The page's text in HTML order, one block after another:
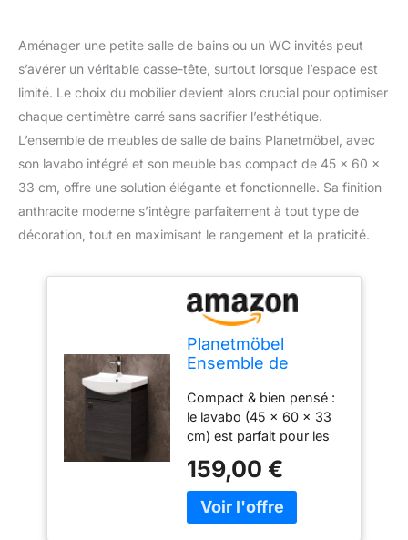
Aménager une petite salle de bains ou un WC invités peut
s’avérer un véritable casse-tête, surtout lorsque l’espace est
limité. Le choix du mobilier devient alors crucial pour optimiser
chaque centimètre carré sans sacrifier l’esthétique.
L’ensemble de meubles de salle de bains Planetmöbel, avec
son lavabo intégré et son meuble bas compact de 45 x 60 x
33 cm, offre une solution élégante et fonctionnelle. Sa finition
anthracite moderne s’intègre parfaitement à tout type de
décoration, tout en maximisant le rangement et la praticité.
Planetmöbel
Ensemble de
de Bains Lavabo
Compact & bien pensé :
le lavabo (45 x 60 x 33
cm) est parfait pour les
les toilettes des invités.
Derrière la porte avec
Soft-Close se cache un
159,00 €